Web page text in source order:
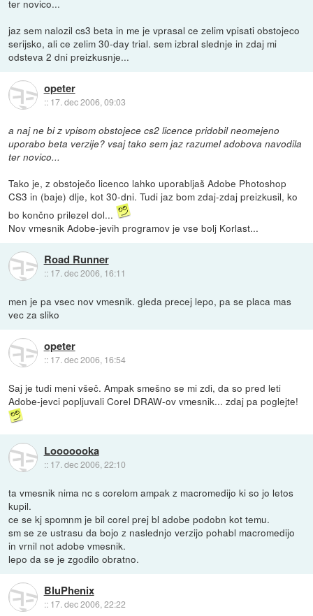
ter novico...
jaz sem nalozil cs3 beta in me je vprasal ce zelim vpisati obstojeco
serijsko, ali ce zelim 30-day trial. sem izbral slednje in zdaj mi
odsteva 2 dni preizkusnje...
opeter
:: 17. dec 2006, 09:03
a naj ne bi z vpisom obstojece cs2 licence pridobil neomejeno
uporabo beta verzije? vsaj tako sem jaz razumel adobova navodila
ter novico...
Tako je, z obstoječo licenco lahko uporabljaš Adobe Photoshop
CS3 in (baje) dlje, kot 30-dni. Tudi jaz bom zdaj-zdaj preizkusil, ko
bo končno prilezel dol...
Nov vmesnik Adobe-jevih programov je vse bolj Korlast...
Road Runner
:: 17. dec 2006, 16:11
men je pa vsec nov vmesnik. gleda precej lepo, pa se placa mas
vec za sliko
opeter
:: 17. dec 2006, 16:54
Saj je tudi meni všeč. Ampak smešno se mi zdi, da so pred leti
Adobe-jevci popljuvali Corel DRAW-ov vmesnik... zdaj pa poglejte!
Looooooka
:: 17. dec 2006, 22:10
ta vmesnik nima nc s corelom ampak z macromedijo ki so jo letos
kupil.
ce se kj spomnm je bil corel prej bl adobe podobn kot temu.
sm se ze ustrasu da bojo z naslednjo verzijo pohabl macromedijo
in vrnil not adobe vmesnik.
lepo da se je zgodilo obratno.
BluPhenix
:: 17. dec 2006, 22:22